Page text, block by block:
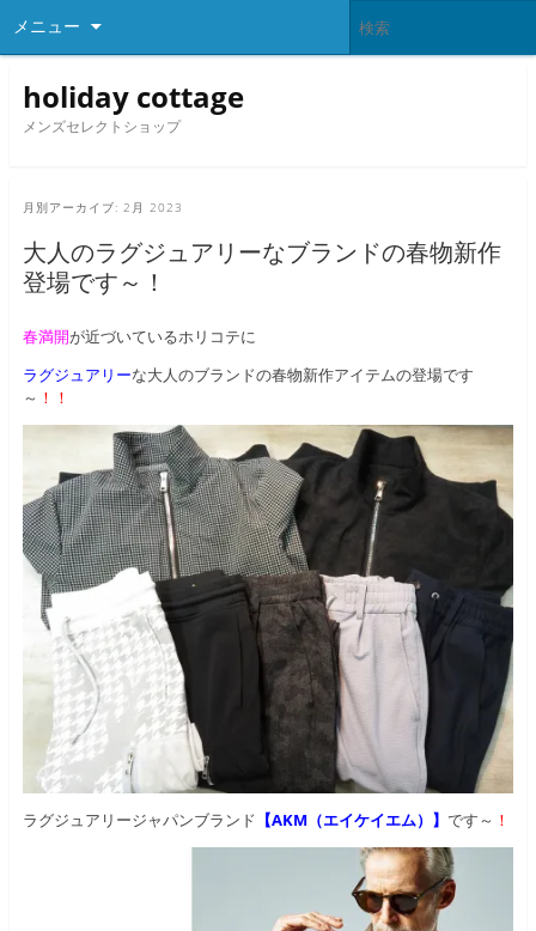
メニュー
holiday cottage
メンズセレクトショップ
月別アーカイブ: 2月 2023
大人のラグジュアリーなブランドの春物新作
登場です～！
春満開が近づいているホリコテに
ラグジュアリーな大人のブランドの春物新作アイテムの登場です
～ ！！
ラグジュアリージャパンブランド 【AKM（エイケイエム）】 です～ ！